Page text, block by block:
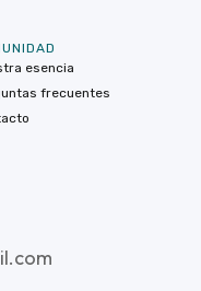
esencia
frecuentes